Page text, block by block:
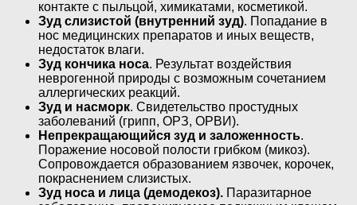
контакте с пыльцой, химикатами, косметикой.
Зуд слизистой (внутренний зуд). Попадание в
нос медицинских препаратов и иных веществ,
недостаток влаги.
Зуд кончика носа. Результат воздействия
неврогенной природы с возможным сочетанием
аллергических реакций.
Зуд и насморк. Свидетельство простудных
заболеваний (грипп, ОРЗ, ОРВИ).
Непрекращающийся зуд и заложенность.
Поражение носовой полости грибком (микоз).
Сопровождается образованием язвочек, корочек,
покраснением слизистых.
Зуд носа и лица (демодекоз). Паразитарное